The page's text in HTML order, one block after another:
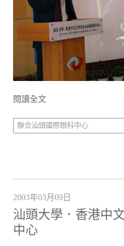
閱讀全文
聯合汕頭國際眼科中心
2003年03月09日
汕頭大學．香港中
中心